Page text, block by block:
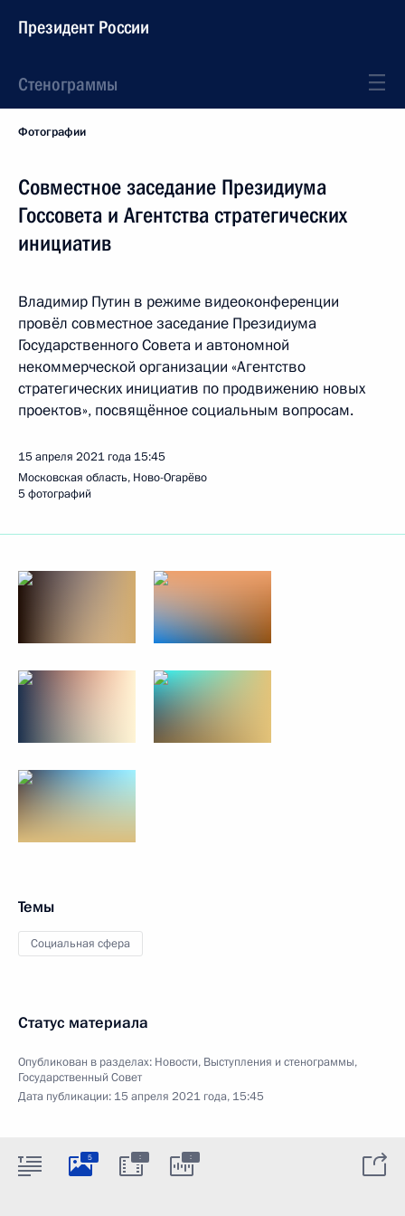
Президент России
Стенограммы
Фотографии
Совместное заседание Президиума
Госсовета и Агентства стратегических
инициатив
Владимир Путин в режиме видеоконференции
провёл совместное заседание Президиума
Государственного Совета и автономной
некоммерческой организации «Агентство
стратегических инициатив по продвижению новых
проектов», посвящённое социальным вопросам.
15 апреля 2021 года 15:45
Московская область, Ново-Огарёво
5 фотографий
Темы
Социальная сфера
Статус материала
Опубликован в разделах: Новости, Выступления и стенограммы,
Государственный Совет
Дата публикации: 15 апреля 2021 года, 15:45
5 : :